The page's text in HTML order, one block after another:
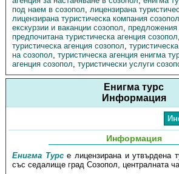
под наем в созопол, лицензирана
лицензирана туристическа компания созопол
екскурзии и ваканции созопол, предложения
предпочитана туристическа агенция созопол,
туристическа агенция созопол,
на созопол, туристическа агенция енигма
агенция созопол, туристически услуги
Енигма турс
Информация
Информация
Енигма Турсе лицензирана и утвърдена
със седалище град Созопол, централната